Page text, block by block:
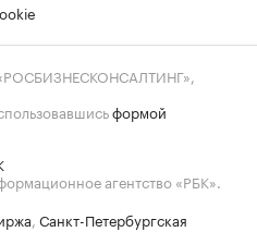
формой
агентство «РБК».
, Санкт-Петербургская